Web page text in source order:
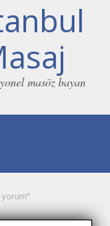
masöz bayan
yorum"